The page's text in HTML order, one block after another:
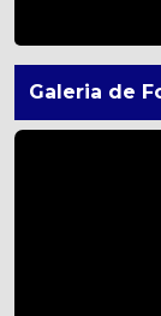
Galeria de